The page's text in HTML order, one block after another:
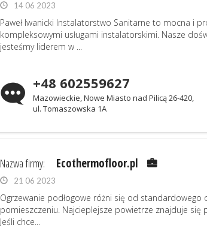
14 06 2023
Paweł Iwanicki Instalatorstwo Sanitarne to mocna i
kompleksowymi usługami instalatorskimi. Nasze
jesteśmy liderem w ...
+48 602559627
Mazowieckie, Nowe Miasto nad Pilicą 26-420,
ul. Tomaszowska 1A
Nazwa firmy: Ecothermofloor.pl
21 06 2023
Ogrzewanie podłogowe różni się od
pomieszczeniu. Najcieplejsze powietrze znajduje się
Jeśli chce...